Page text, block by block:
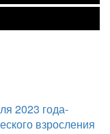
2023 года-
взросления